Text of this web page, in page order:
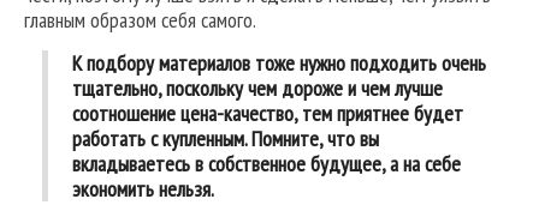
главным образом себя самого.
К подбору материалов тоже нужно подходить очень
тщательно, поскольку чем дороже и чем лучше
соотношение цена-качество, тем приятнее будет
работать с купленным. Помните, что вы
вкладываетесь в собственное будущее, а на себе
экономить нельзя.